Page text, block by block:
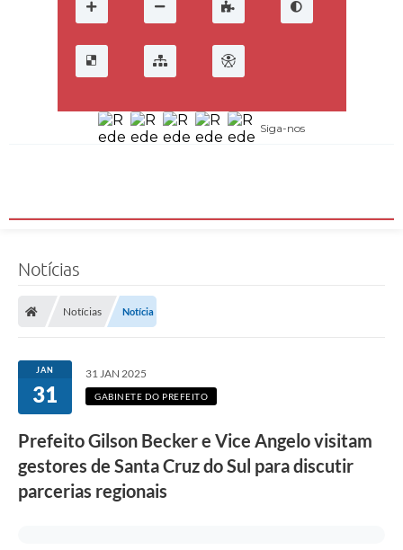
Siga-nos
Notícias
Notícias Notícia
JAN
31
31 JAN 2025
GABINETE DO PREFEITO
Prefeito Gilson Becker e Vice Angelo visitam
gestores de Santa Cruz do Sul para discutir
parcerias regionais
i
n
o
n
R